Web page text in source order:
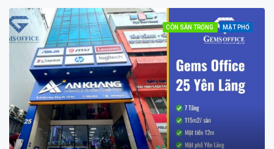
CÒN SÀN TRỐNG MẶT PHỐ